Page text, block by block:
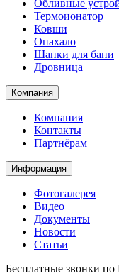
Обливные
Термоионатор
Ковши
Опахало
Шапки для бани
Дровница
Компания
Компания
Контакты
Партнёрам
Информация
Фотогалерея
Видео
Документы
Новости
Статьи
Бесплатные звонки по